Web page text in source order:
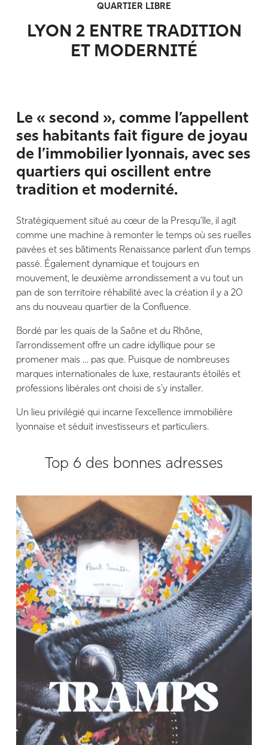
QUARTIER LIBRE
LYON 2 ENTRE TRADITION
ET MODERNITÉ
Le « second », comme l’appellent
ses habitants fait figure de joyau
de l’immobilier lyonnais, avec ses
quartiers qui oscillent entre
tradition et modernité.
Stratégiquement situé au cœur de la Presqu’île, il agit
comme une machine à remonter le temps où ses ruelles
pavées et ses bâtiments Renaissance parlent d’un temps
passé. Également dynamique et toujours en
mouvement, le deuxième arrondissement a vu tout un
pan de son territoire réhabilité avec la création il y a 20
ans du nouveau quartier de la Confluence.
Bordé par les quais de la Saône et du Rhône,
l’arrondissement offre un cadre idyllique pour se
promener mais … pas que. Puisque de nombreuses
marques internationales de luxe, restaurants étoilés et
professions libérales ont choisi de s’y installer.
Un lieu privilégié qui incarne l’excellence immobilière
lyonnaise et séduit investisseurs et particuliers.
Top 6 des bonnes adresses